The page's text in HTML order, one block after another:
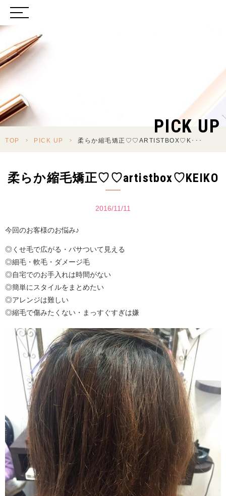
PICK UP
TOP > PICK UP > 柔らか縮毛矯正♡♡ARTISTBOX♡K･･･
柔らか縮毛矯正♡♡artistbox♡KEIKO
2016/11/11
今回のお客様のお悩み♪
◎くせ毛で広がる・パサついて見える
◎細毛・軟毛・ダメージ毛
◎自宅でのお手入れは時間がない
◎簡単にスタイルをまとめたい
◎アレンジは難しい
◎縮毛で傷みたくない・まっすぐすぎは嫌